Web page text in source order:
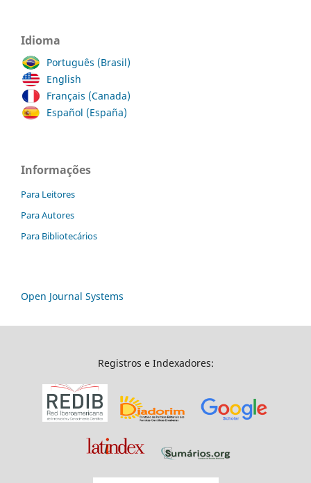
Idioma
Português (Brasil)
English
Français (Canada)
Español (España)
Informações
Para Leitores
Para Autores
Para Bibliotecários
Open Journal Systems
Registros e Indexadores: